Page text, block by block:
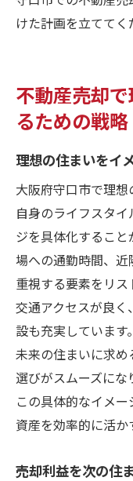
けた計画を立ててく
不動産売却
るための戦略
理想の住まいをイ
大阪府守口市で理
自身のライフスタ
ジを具体化するこ
場への通勤時間、
重視する要素をリ
交通アクセスが良
設も充実しています
未来の住まいに求
選びがスムーズにな
この具体的なイメ
資産を効率的に活か
売却利益を次の住